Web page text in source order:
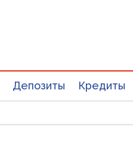
Депозиты Кредиты